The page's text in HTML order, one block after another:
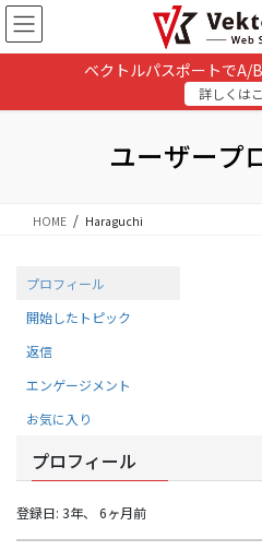
コ
ン
テ
ナ
ビ
ゲ
ベクトルパスポートでA/
詳しくは
ユーザープ
HOME Haraguchi
プロフィール
開始したトピック
返信
エンゲージメント
お気に入り
プロフィール
登録日: 3年、 6ヶ月前